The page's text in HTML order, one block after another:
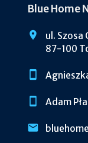
Blue Home
ul. Szosa
87-100
Adam